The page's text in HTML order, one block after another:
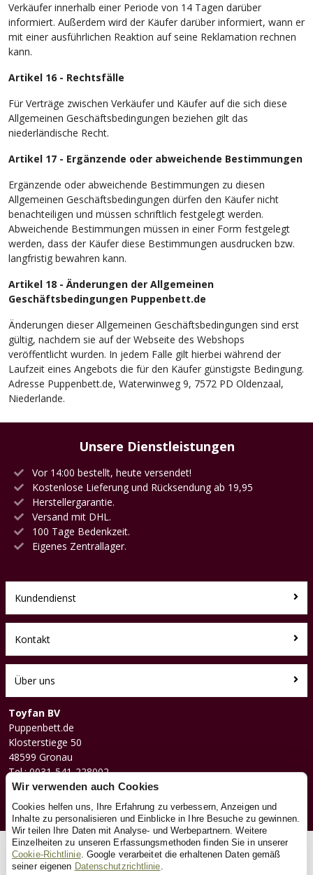
Verkäufer innerhalb einer Periode von 14 Tagen darüber
informiert. Außerdem wird der Käufer darüber informiert, wann er
mit einer ausführlichen Reaktion auf seine Reklamation rechnen
kann.
Artikel 16 - Rechtsfälle
Für Verträge zwischen Verkäufer und Käufer auf die sich diese
Allgemeinen Geschäftsbedingungen beziehen gilt das
niederländische Recht.
Artikel 17 - Ergänzende oder abweichende Bestimmungen
Ergänzende oder abweichende Bestimmungen zu diesen
Allgemeinen Geschäftsbedingungen dürfen den Käufer nicht
benachteiligen und müssen schriftlich festgelegt werden.
Abweichende Bestimmungen müssen in einer Form festgelegt
werden, dass der Käufer diese Bestimmungen ausdrucken bzw.
langfristig bewahren kann.
Artikel 18 - Änderungen der Allgemeinen
Geschäftsbedingungen Puppenbett.de
Änderungen dieser Allgemeinen Geschäftsbedingungen sind erst
gültig, nachdem sie auf der Webseite des Webshops
veröffentlicht wurden. In jedem Falle gilt hierbei während der
Laufzeit eines Angebots die für den Käufer günstigste Bedingung.
Adresse Puppenbett.de, Waterwinweg 9, 7572 PD Oldenzaal,
Niederlande.
Unsere Dienstleistungen
Vor 14:00 bestellt, heute versendet!
Kostenlose Lieferung und Rücksendung ab 19,95
Herstellergarantie.
Versand mit DHL.
100 Tage Bedenkzeit.
Eigenes Zentrallager.
Kundendienst
Kontakt
Über uns
Toyfan BV
Puppenbett.de
Klosterstiege 50
48599 Gronau
Tel.: 0031-541-228002
Facebook
Instagram
© 2026 Toyfan BV
Allgemeine Geschäftsbedingungen
Haftungsausschluss
Wir verwenden auch Cookies
Cookies helfen uns, Ihre Erfahrung zu verbessern, Anzeigen und
Inhalte zu personalisieren und Einblicke in Ihre Besuche zu gewinnen.
Wir teilen Ihre Daten mit Analyse- und Werbepartnern. Weitere
Einzelheiten zu unseren Erfassungsmethoden finden Sie in unserer
Cookie-Richtlinie. Google verarbeitet die erhaltenen Daten gemäß
seiner eigenen Datenschutzrichtlinie